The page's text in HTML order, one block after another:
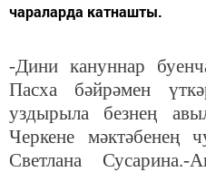
чараларда катнашты.
-Дини кануннар
Пасха бәйрәмен
уздырыла безнең
Черкене мәктәбенең
Светлана